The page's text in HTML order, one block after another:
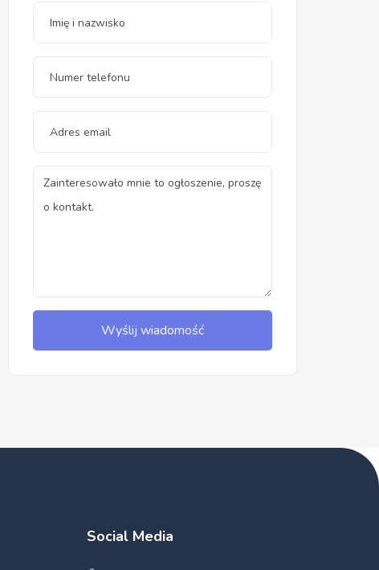
Wyślij wiadomość
Social Media